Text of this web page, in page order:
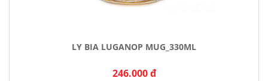
LY BIA LUGANOP MUG_330ML
246.000 đ